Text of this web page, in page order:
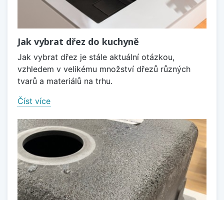
Jak vybrat dřez do kuchyně
Jak vybrat dřez je stále aktuální otázkou,
vzhledem v velikému množství dřezů různých
tvarů a materiálů na trhu.
Číst více